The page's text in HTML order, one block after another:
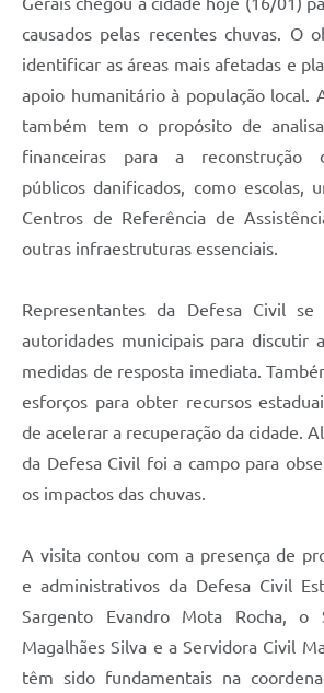
causados pelas recentes chuvas. O
identificar as áreas mais afetadas e
apoio humanitário à população local.
também tem o propósito de
financeiras para a reconstrução
públicos danificados, como escolas,
Centros de Referência de
outras infraestruturas essenciais.
Representantes da Defesa Civil
autoridades municipais para discutir
medidas de resposta imediata.
esforços para obter recursos
de acelerar a recuperação da cidade.
da Defesa Civil foi a campo para
os impactos das chuvas.
A visita contou com a presença de
e administrativos da Defesa Civil
Sargento Evandro Mota Rocha, o
Magalhães Silva e a Servidora Civil
têm sido fundamentais na